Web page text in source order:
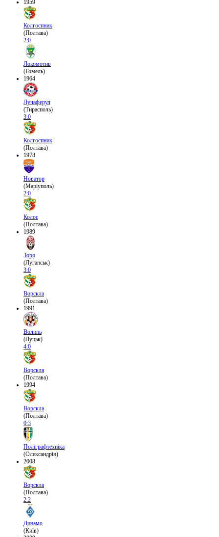
1959
Колгоспник
(Полтава)
2:0
Локомотив
(Гомель)
1964
Лучаферул
(Тирасполь)
3:0
Колгоспник
(Полтава)
1978
Новатор
(Маріуполь)
2:0
Колос
(Полтава)
1989
Зоря
(Луганськ)
3:0
Ворскла
(Полтава)
1991
Волинь
(Луцьк)
4:0
Ворскла
(Полтава)
1994
Ворскла
(Полтава)
0:3
Поліграфтехніка
(Олександрія)
2008
Ворскла
(Полтава)
2:2
Динамо
(Київ)